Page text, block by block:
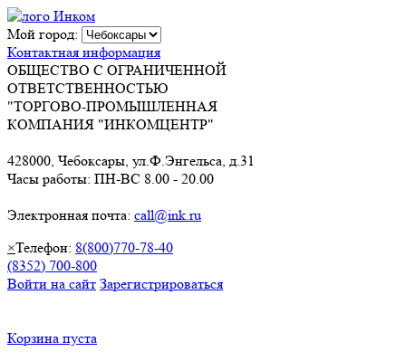
Мой город:
Контактная информация
ОБЩЕСТВО С ОГРАНИЧЕННОЙ
ОТВЕТСТВЕННОСТЬЮ
"ТОРГОВО-ПРОМЫШЛЕННАЯ
КОМПАНИЯ "ИНКОМЦЕНТР"
428000, Чебоксары, ул.Ф.Энгельса, д.31
Часы работы: ПН-ВС 8.00 - 20.00
Электронная почта: call@ink.ru
×Телефон: 8(800)770-78-40
(8352) 700-800
Войти на сайт Зарегистрироваться
Корзина пуста